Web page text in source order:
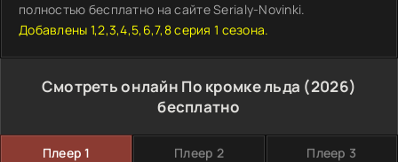
полностью бесплатно на сайте Serialy-Novinki.
Добавлены 1,2,3,4,5,6,7,8 серия 1 сезона.
Смотреть онлайн По кромке льда (2026)
бесплатно
Плеер 1 Плеер 2 Плеер 3